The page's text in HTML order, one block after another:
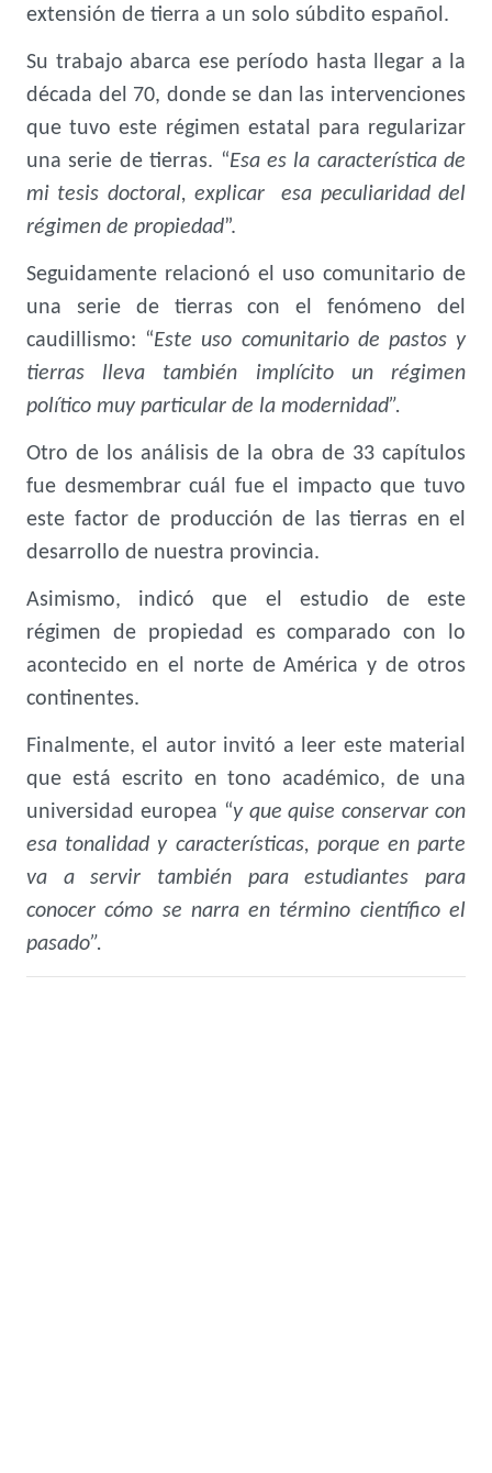
extensión de tierra a un solo súbdito español.
Su trabajo abarca ese período hasta llegar a la
década del 70, donde se dan las intervenciones
que tuvo este régimen estatal para regularizar
una serie de tierras. “Esa es la característica de
mi tesis doctoral, explicar esa peculiaridad del
régimen de propiedad”.
Seguidamente relacionó el uso comunitario de
una serie de tierras con el fenómeno del
caudillismo: “Este uso comunitario de pastos y
tierras lleva también implícito un régimen
político muy particular de la modernidad”.
Otro de los análisis de la obra de 33 capítulos
fue desmembrar cuál fue el impacto que tuvo
este factor de producción de las tierras en el
desarrollo de nuestra provincia.
Asimismo, indicó que el estudio de este
régimen de propiedad es comparado con lo
acontecido en el norte de América y de otros
continentes.
Finalmente, el autor invitó a leer este material
que está escrito en tono académico, de una
universidad europea “y que quise conservar con
esa tonalidad y características, porque en parte
va a servir también para estudiantes para
conocer cómo se narra en término científico el
pasado”.